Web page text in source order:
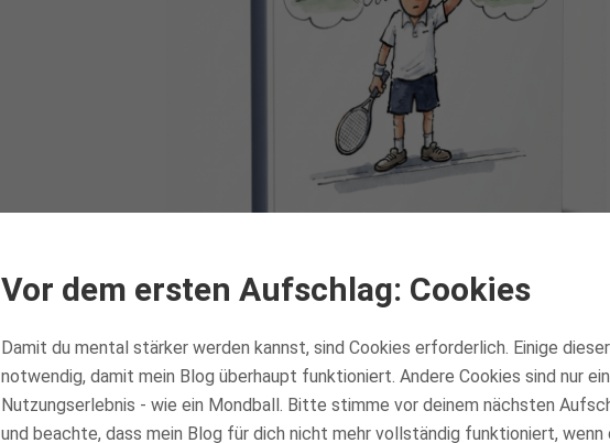
Wie macht man bei Führungen den Sack zu?
Und wie schlägt man souverän auf, wenn der
Arm wackelt? Finde dies (und mehr) im
kostenlosen Report heraus:
Vor dem ersten Aufschlag: Cookies
Damit du mental stärker werden kannst, sind Cookies erforderlich. Einige
notwendig, damit mein Blog überhaupt funktioniert. Andere Cookies sind nur
Nutzungserlebnis - wie ein Mondball. Bitte stimme vor deinem nächsten
und beachte, dass mein Blog für dich nicht mehr vollständig funktioniert, wenn